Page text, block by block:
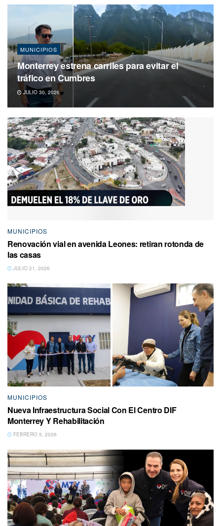
MUNICIPIOS
Monterrey estrena carriles para evitar el
tráfico en Cumbres
JULIO 30, 2026
MUNICIPIOS
Renovación vial en avenida Leones: retiran rotonda de
las casas
JULIO 21, 2026
MUNICIPIOS
Nueva Infraestructura Social Con El Centro DIF
Monterrey Y Rehabilitación
FEBRERO 5, 2026